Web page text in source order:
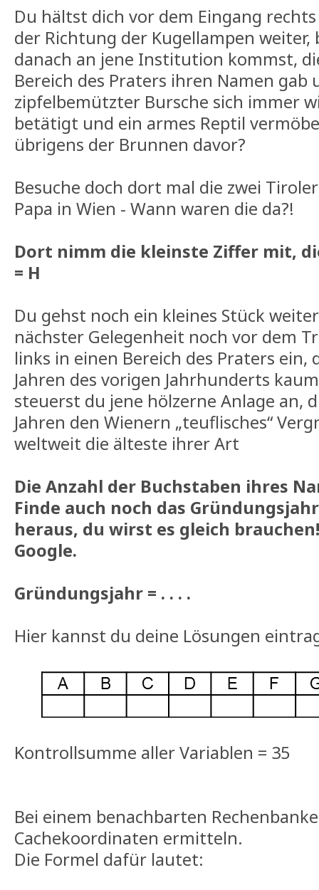
Du hältst dich vor dem Eingang
der Richtung der Kugellampen
danach an jene Institution kommst,
Bereich des Praters ihren Namen gab
zipfelbemützter Bursche sich immer
betätigt und ein armes Reptil
übrigens der Brunnen davor?
Besuche doch dort mal die zwei
Papa in Wien - Wann waren die da?!
Dort nimm die kleinste Ziffer mit,
= H
Du gehst noch ein kleines Stück
nächster Gelegenheit noch vor dem
links in einen Bereich des Praters ein,
Jahren des vorigen Jahrhunderts
steuerst du jene hölzerne Anlage an,
Jahren den Wienern „teuflisches“
weltweit die älteste ihrer Art
Die Anzahl der Buchstaben ihres
Finde auch noch das
heraus, du wirst es gleich
Google.
Gründungsjahr = . . . .
Hier kannst du deine Lösungen
Kontrollsumme aller Variablen = 35
Bei einem benachbarten
Cachekoordinaten ermitteln.
Die Formel dafür lautet: